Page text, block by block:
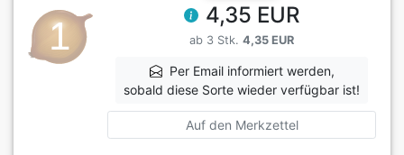
4,35 EUR
ab 3 Stk. 4,35 EUR
Per Email informiert werden,
sobald diese Sorte wieder verfügbar ist!
Auf den Merkzettel